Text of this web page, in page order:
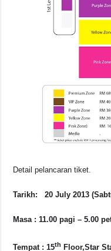
Detail pelancaran tiket.
Tarikh: 20 July 2013
Masa : 11.00 pagi – 5.00
Tempat : 15th Floor,Star